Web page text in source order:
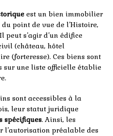
est un bien immobilier
point de vue de l’Histoire,
peut s’agir d’un édifice
(château, hôtel
(forteresse). Ces biens sont
sur une liste officielle établie
sont accessibles à la
leur statut juridique
spécifiques. Ainsi, les
préalable des